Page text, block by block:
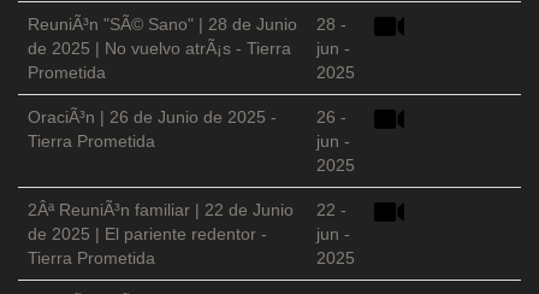
ReuniÃ³n "SÃ© Sano" | 28 de Junio
de 2025 | No vuelvo atrÃ¡s - Tierra
Prometida
28 -
jun -
2025
OraciÃ³n | 26 de Junio de 2025 -
Tierra Prometida
26 -
jun -
2025
2Âª ReuniÃ³n familiar | 22 de Junio
de 2025 | El pariente redentor -
Tierra Prometida
22 -
jun -
2025